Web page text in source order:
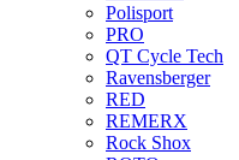
Polisport
PRO
QT Cycle Tech
Ravensberger
RED
REMERX
Rock Shox